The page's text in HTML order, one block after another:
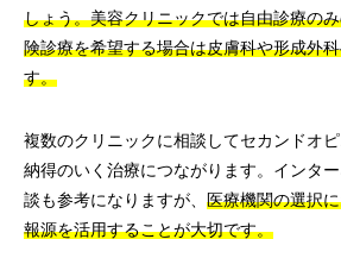
しょう。美容クリニックでは自由診療の
険診療を希望する場合は皮膚科や形成外
す。
複数のクリニックに相談してセカンドオピ
納得のいく治療につながります。インタ
談も参考になりますが、 医療機関の選択
報源を活用することが大切です。